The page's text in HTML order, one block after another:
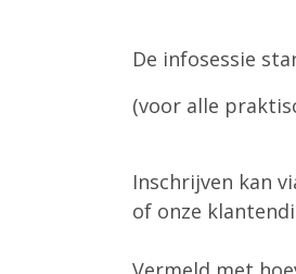
De infosessie
(voor alle
Inschrijven kan
of onze